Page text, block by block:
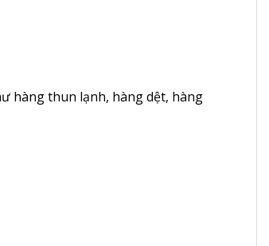
hàng thun lạnh, hàng dệt, hàng